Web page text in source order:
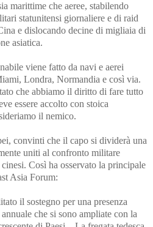
marittime che aeree, stabilendo
statunitensi giornaliere e di raid
e dislocando decine di migliaia di
asiatica.
viene fatto da navi e aerei
Londra, Normandia e così via.
che abbiamo il diritto di fare tutto
essere accolto con stoica
il nemico.
convinti che il capo si dividerà una
uniti al confronto militare
Così ha osservato la principale
Asia Forum:
il sostegno per una presenza
che si sono ampliate con la